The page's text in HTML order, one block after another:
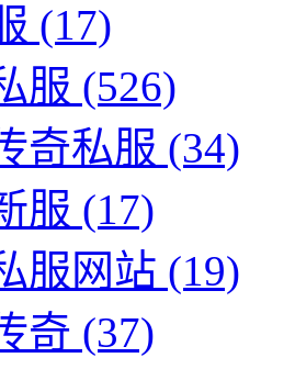
(17)
服 (526)
奇私服 (34)
服 (17)
服网站 (19)
奇 (37)